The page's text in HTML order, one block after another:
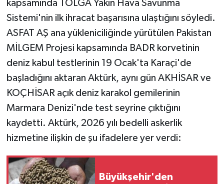
kapsamında TOLGA Yakın Hava Savunma
Sistemi'nin ilk ihracat başarısına ulaştığını söyledi.
ASFAT AŞ ana yükleniciliğinde yürütülen Pakistan
MİLGEM Projesi kapsamında BADR korvetinin
deniz kabul testlerinin 19 Ocak'ta Karaçi'de
başladığını aktaran Aktürk, aynı gün AKHİSAR ve
KOÇHİSAR açık deniz karakol gemilerinin
Marmara Denizi'nde test seyrine çıktığını
kaydetti. Aktürk, 2026 yılı bedelli askerlik
hizmetine ilişkin de şu ifadelere yer verdi:
Büyükşehir'den